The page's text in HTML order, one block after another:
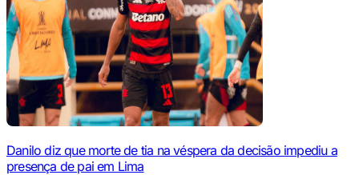
Danilo diz que morte de tia na véspera da decisão impediu a
presença de pai em Lima